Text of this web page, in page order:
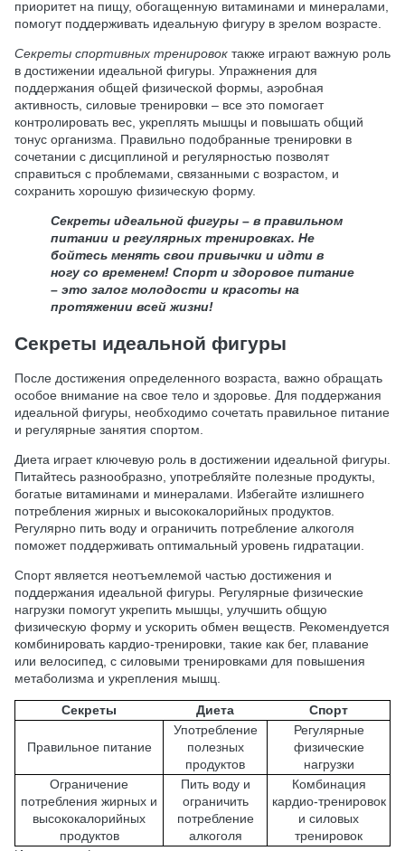
приоритет на пищу, обогащенную витаминами и минералами,
помогут поддерживать идеальную фигуру в зрелом возрасте.
Секреты спортивных тренировок также играют важную роль
в достижении идеальной фигуры. Упражнения для
поддержания общей физической формы, аэробная
активность, силовые тренировки – все это помогает
контролировать вес, укреплять мышцы и повышать общий
тонус организма. Правильно подобранные тренировки в
сочетании с дисциплиной и регулярностью позволят
справиться с проблемами, связанными с возрастом, и
сохранить хорошую физическую форму.
Секреты идеальной фигуры – в правильном
питании и регулярных тренировках. Не
бойтесь менять свои привычки и идти в
ногу со временем! Спорт и здоровое питание
– это залог молодости и красоты на
протяжении всей жизни!
Секреты идеальной фигуры
После достижения определенного возраста, важно обращать
особое внимание на свое тело и здоровье. Для поддержания
идеальной фигуры, необходимо сочетать правильное питание
и регулярные занятия спортом.
Диета играет ключевую роль в достижении идеальной фигуры.
Питайтесь разнообразно, употребляйте полезные продукты,
богатые витаминами и минералами. Избегайте излишнего
потребления жирных и высококалорийных продуктов.
Регулярно пить воду и ограничить потребление алкоголя
поможет поддерживать оптимальный уровень гидратации.
Спорт является неотъемлемой частью достижения и
поддержания идеальной фигуры. Регулярные физические
нагрузки помогут укрепить мышцы, улучшить общую
физическую форму и ускорить обмен веществ. Рекомендуется
комбинировать кардио-тренировки, такие как бег, плавание
или велосипед, с силовыми тренировками для повышения
метаболизма и укрепления мышц.
Секреты Диета Спорт
Правильное питание
Употребление
полезных
продуктов
Регулярные
физические
нагрузки
Ограничение
потребления жирных и
высококалорийных
продуктов
Пить воду и
ограничить
потребление
алкоголя
Комбинация
кардио-тренировок
и силовых
тренировок